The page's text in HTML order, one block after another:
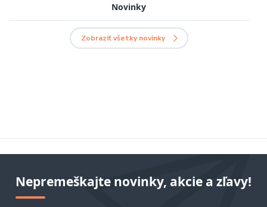
Novinky
Zobraziť všetky novinky
Nepremeškajte novinky, akcie a zľavy!